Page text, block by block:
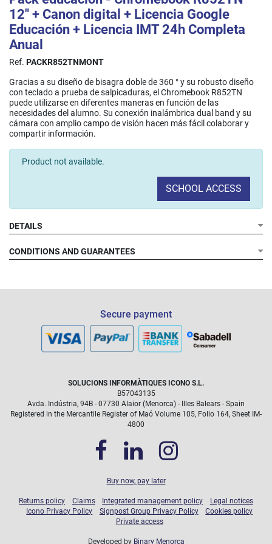
12" + Canon digital + Licencia Google
Educación + Licencia IMT 24h Completa
Anual
Ref. PACKR852TNMONT
Gracias a su diseño de bisagra doble de 360 ° y su robusto diseño
con teclado a prueba de salpicaduras, el Chromebook R852TN
puede utilizarse en diferentes maneras en función de las
necesidades del alumno. Su conexión inalámbrica dual band y su
cámara con amplio campo de visión hacen más fácil colaborar y
compartir información.​
Product not available.
SCHOOL ACCESS
DETAILS
CONDITIONS AND GUARANTEES
Secure payment
SOLUCIONS INFORMÀTIQUES ICONO S.L.
B57043135
Avda. Indústria, 94B - 07730 Alaior (Menorca) - Illes Balears - Spain
Registered in the Mercantile Register of Maó Volume 105, Folio 164, Sheet IM-
4800
Buy now, pay later
Returns policy Claims Integrated management policy
Legal notices
Icono Privacy Policy
Signpost Group Privacy Policy
Cookies policy
Private access
Developed by Binary Menorca